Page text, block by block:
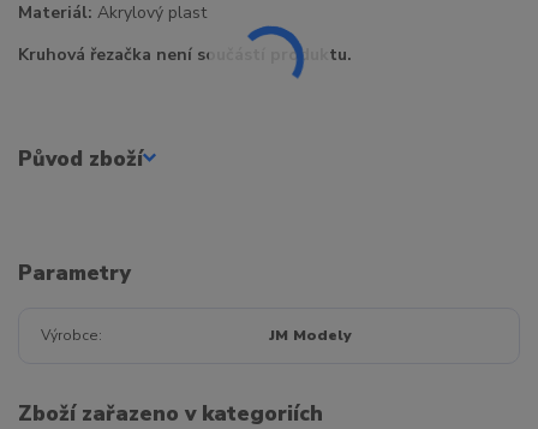
Materiál: Akrylový plast
Kruhová řezačka není součástí produktu.
Původ zboží
Parametry
Výrobce JM Modely
Zboží zařazeno v kategoriích